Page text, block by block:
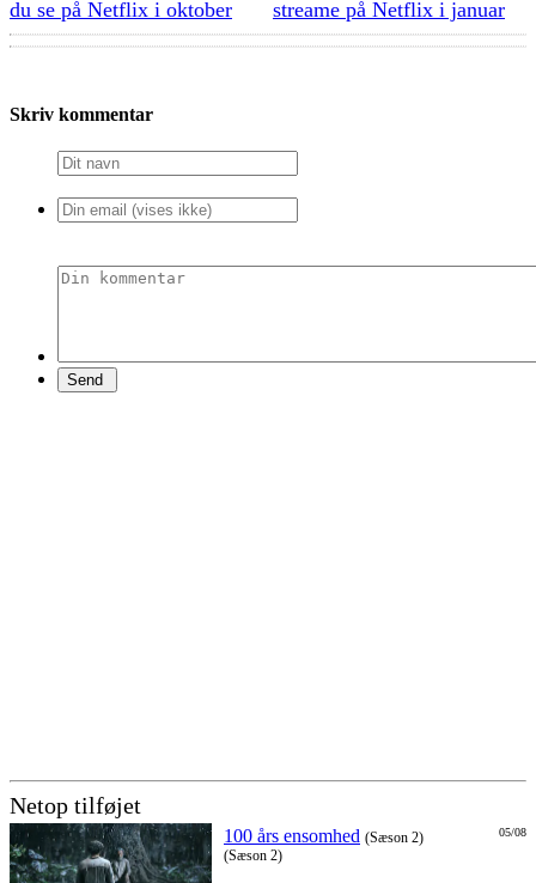
du se på Netflix i oktober streame på Netflix i januar
Skriv kommentar
Netop tilføjet
05/08
100 års ensomhed (Sæson 2)
(Sæson 2)